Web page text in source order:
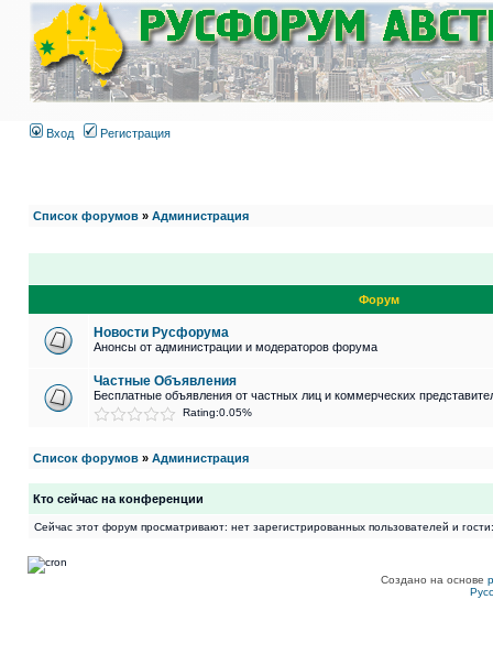
Вход Регистрация
Список форумов » Администрация
Форум
Новости Русфорума
Анонсы от администрации и модераторов форума
Частные Объявления
Бесплатные объявления от частных лиц и коммерческих
Rating:0.05%
Список форумов » Администрация
Кто сейчас на конференции
Сейчас этот форум просматривают: нет зарегистрированных пользователей и
Создано на основе